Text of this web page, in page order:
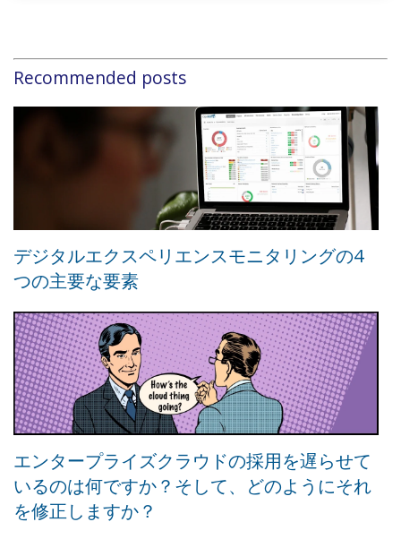
Recommended posts
デジタルエクスペリエンスモニタリングの4
つの主要な要素
エンタープライズクラウドの採用を遅らせて
いるのは何ですか？そして、どのようにそれ
を修正しますか？